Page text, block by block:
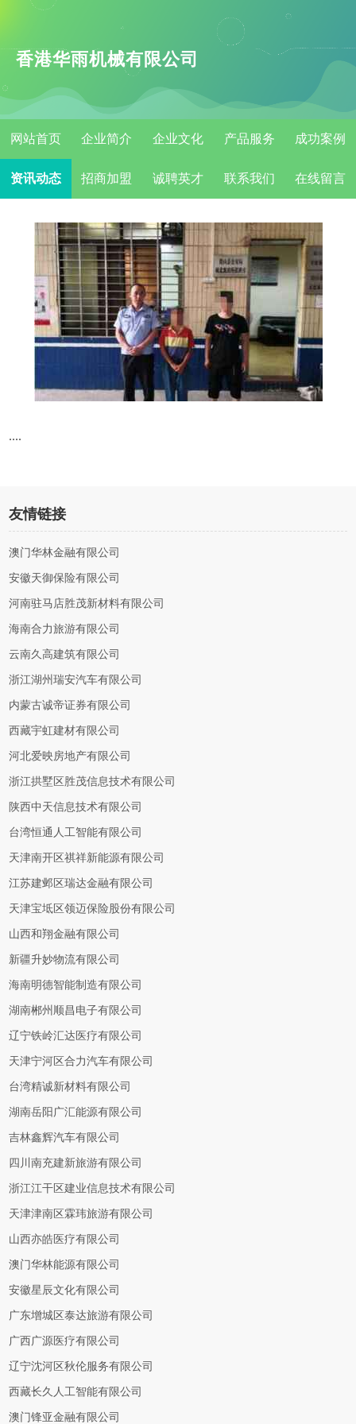
香港华雨机械有限公司
网站首页 企业简介 企业文化 产品服务 成功案例
资讯动态 招商加盟 诚聘英才 联系我们 在线留言
....
友情链接
澳门华林金融有限公司
安徽天御保险有限公司
河南驻马店胜茂新材料有限公司
海南合力旅游有限公司
云南久高建筑有限公司
浙江湖州瑞安汽车有限公司
内蒙古诚帝证券有限公司
西藏宇虹建材有限公司
河北爱映房地产有限公司
浙江拱墅区胜茂信息技术有限公司
陕西中天信息技术有限公司
台湾恒通人工智能有限公司
天津南开区祺祥新能源有限公司
江苏建邺区瑞达金融有限公司
天津宝坻区领迈保险股份有限公司
山西和翔金融有限公司
新疆升妙物流有限公司
海南明德智能制造有限公司
湖南郴州顺昌电子有限公司
辽宁铁岭汇达医疗有限公司
天津宁河区合力汽车有限公司
台湾精诚新材料有限公司
湖南岳阳广汇能源有限公司
吉林鑫辉汽车有限公司
四川南充建新旅游有限公司
浙江江干区建业信息技术有限公司
天津津南区霖玮旅游有限公司
山西亦皓医疗有限公司
澳门华林能源有限公司
安徽星辰文化有限公司
广东增城区泰达旅游有限公司
广西广源医疗有限公司
辽宁沈河区秋伦服务有限公司
西藏长久人工智能有限公司
澳门锋亚金融有限公司